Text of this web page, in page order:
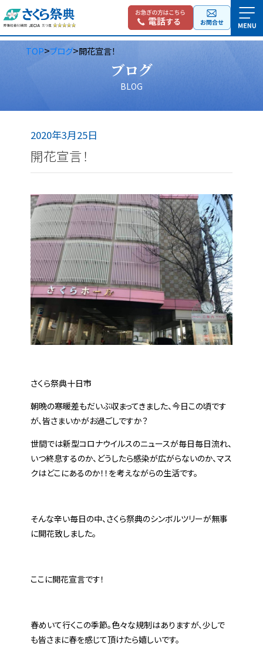
TOP>ブログ>開花宣言！
ブログ
BLOG
2020年3月25日
開花宣言！
さくら祭典十日市
朝晩の寒暖差もだいぶ収まってきました、今日この頃です
が、皆さまいかがお過ごしですか？
世間では新型コロナウイルスのニュースが毎日毎日流れ、
いつ終息するのか、どうしたら感染が広がらないのか、マス
クはどこにあるのか！！を考えながらの生活です。
そんな辛い毎日の中、さくら祭典のシンボルツリーが無事
に開花致しました。
ここに開花宣言です！
春めいて行くこの季節。色々な規制はありますが、少しで
も皆さまに春を感じて頂けたら嬉しいです。